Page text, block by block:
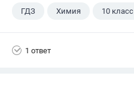
ГДЗ Химия 10 класс
1 ответ